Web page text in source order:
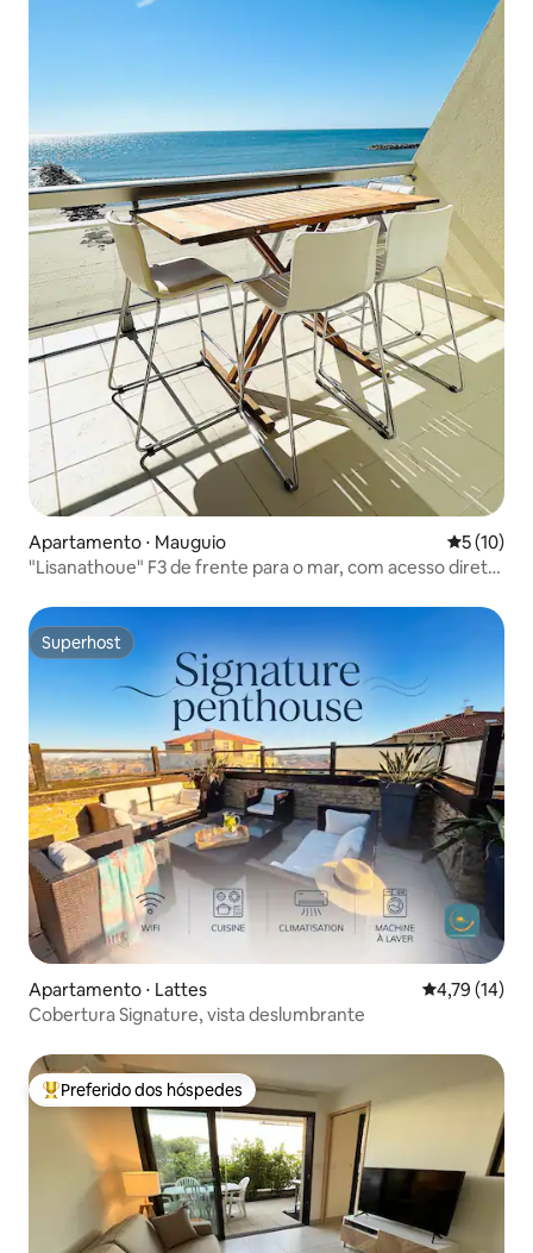
Apartamento ⋅ Mauguio 5 de uma
5 (10)
"Lisanathoue" F3 de frente para o mar, com acesso direto
Superhost
Superhost
Apartamento ⋅ Lattes 4,79 de uma
4,79 (14)
Cobertura Signature, vista deslumbrante
Entre os melhores preferidos dos hóspedes
Preferido dos hóspedes